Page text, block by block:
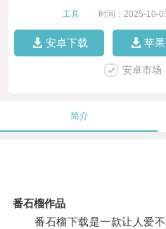
工具 时间：2025-10-
安卓下载 苹
安卓市场
简介
番石榴作品
番石榴下载是一款让人爱不